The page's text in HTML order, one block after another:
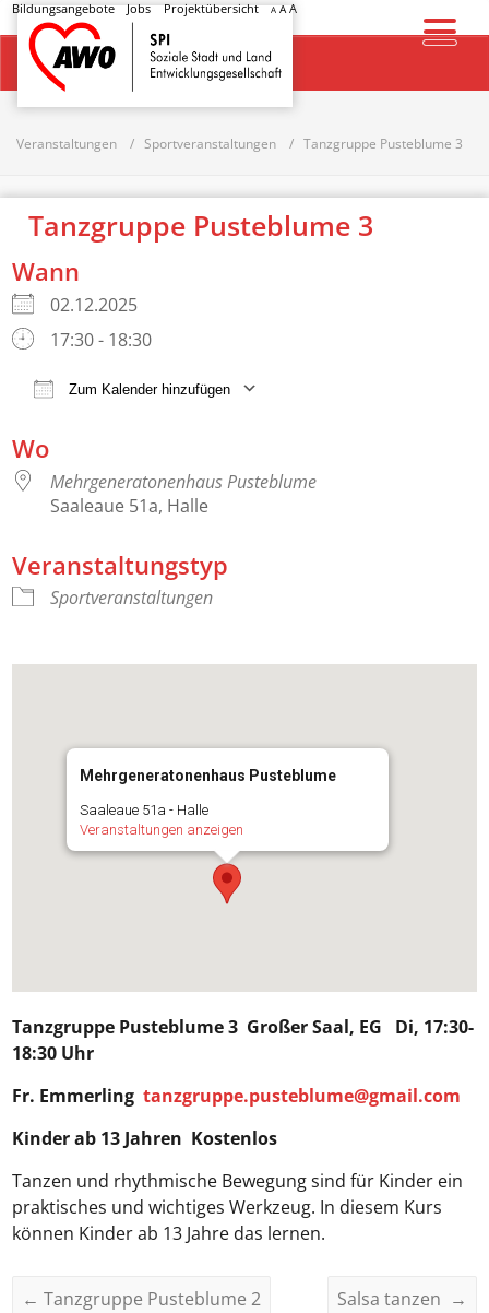
Bildungsangebote Jobs Projektübersicht A AA
Startseite
Veranstaltungen Sportveranstaltungen Tanzgruppe Pusteblume 3
Tanzgruppe Pusteblume 3
Wann
02.12.2025
17:30 - 18:30
Zum Kalender hinzufügen
Wo
Mehrgeneratonenhaus Pusteblume
Saaleaue 51a, Halle
Veranstaltungstyp
Sportveranstaltungen
Mehrgeneratonenhaus Pusteblume
Saaleaue 51a - Halle
Veranstaltungen anzeigen
Tanzgruppe Pusteblume 3 Großer Saal, EG Di, 17:30-
18:30 Uhr
Fr. Emmerlingtanzgruppe.pusteblume@gmail.com
Kinder ab 13 Jahren Kostenlos
Tanzen und rhythmische Bewegung sind für Kinder ein
praktisches und wichtiges Werkzeug. In diesem Kurs
können Kinder ab 13 Jahre das lernen.
← Tanzgruppe Pusteblume 2 Salsa tanzen →